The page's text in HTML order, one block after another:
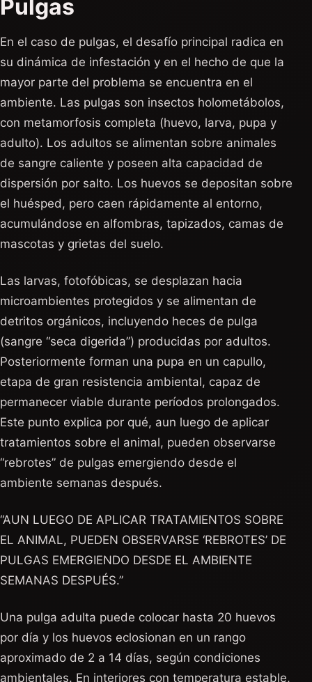
Pulgas
En el caso de pulgas, el desafío principal radica en
su dinámica de infestación y en el hecho de que la
mayor parte del problema se encuentra en el
ambiente. Las pulgas son insectos holometábolos,
con metamorfosis completa (huevo, larva, pupa y
adulto). Los adultos se alimentan sobre animales
de sangre caliente y poseen alta capacidad de
dispersión por salto. Los huevos se depositan sobre
el huésped, pero caen rápidamente al entorno,
acumulándose en alfombras, tapizados, camas de
mascotas y grietas del suelo.
Las larvas, fotofóbicas, se desplazan hacia
microambientes protegidos y se alimentan de
detritos orgánicos, incluyendo heces de pulga
(sangre “seca digerida”) producidas por adultos.
Posteriormente forman una pupa en un capullo,
etapa de gran resistencia ambiental, capaz de
permanecer viable durante períodos prolongados.
Este punto explica por qué, aun luego de aplicar
tratamientos sobre el animal, pueden observarse
“rebrotes” de pulgas emergiendo desde el
ambiente semanas después.
“AUN LUEGO DE APLICAR TRATAMIENTOS SOBRE
EL ANIMAL, PUEDEN OBSERVARSE ‘REBROTES’ DE
PULGAS EMERGIENDO DESDE EL AMBIENTE
SEMANAS DESPUÉS.”
Una pulga adulta puede colocar hasta 20 huevos
por día y los huevos eclosionan en un rango
aproximado de 2 a 14 días, según condiciones
ambientales. En interiores con temperatura estable,